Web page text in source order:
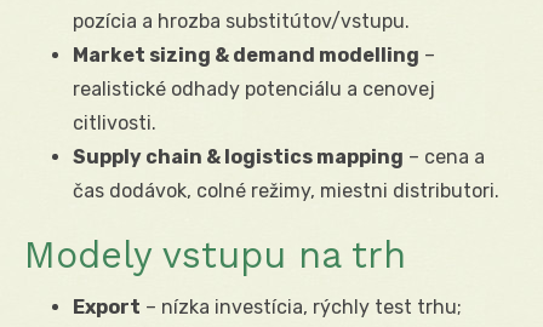
pozícia a hrozba substitútov/vstupu.
Market sizing & demand modelling –
realistické odhady potenciálu a cenovej
citlivosti.
Supply chain & logistics mapping – cena a
čas dodávok, colné režimy, miestni distributori.
Modely vstupu na trh
Export – nízka investícia, rýchly test trhu;